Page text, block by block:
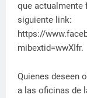
que actualmente
siguiente link:
https://
mibextid=wwXIfr.
Quienes deseen
a las oficinas de